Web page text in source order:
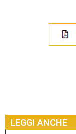
LEGGI ANCHE